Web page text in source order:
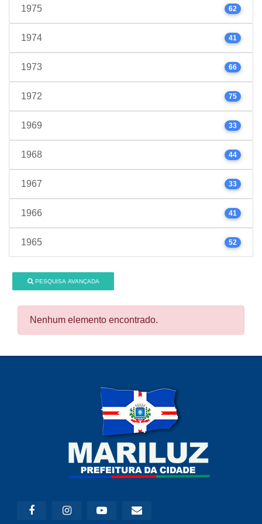
1975 62
1974 41
1973 66
1972 75
1969 33
1968 44
1967 33
1966 41
1965 52
PESQUISA AVANÇADA
Nenhum elemento encontrado.